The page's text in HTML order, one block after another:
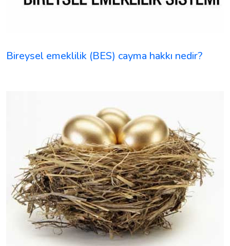
Bireysel emeklilik (BES) cayma hakkı nedir?